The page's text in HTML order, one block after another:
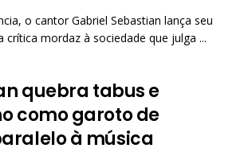
o cantor Gabriel Sebastian lança seu
mordaz à sociedade que julga ...
quebra tabus e
como garoto de
à música